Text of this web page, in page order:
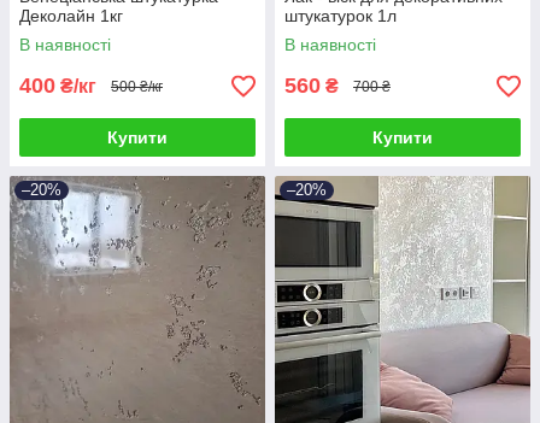
Деколайн 1кг
В наявності
400 ₴/кг 500 ₴/кг
Купити
штукатурок 1л
В наявності
560 ₴ 700 ₴
Купити
–20% –20%